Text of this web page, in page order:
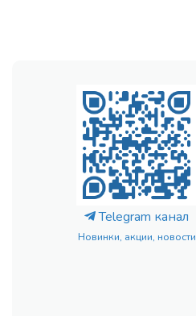
Telegram канал
Новинки, акции, новости